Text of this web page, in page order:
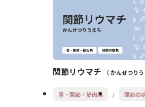
関節リウマチ かんせつりう
骨・関節・筋肉系 関節の